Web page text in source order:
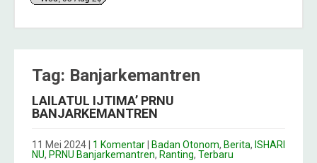
Tag: Banjarkemantren
LAILATUL IJTIMA’ PRNU
BANJARKEMANTREN
11 Mei 2024 1 Komentar Badan Otonom, Berita, ISHARI
NU, PRNU Banjarkemantren, Ranting, Terbaru